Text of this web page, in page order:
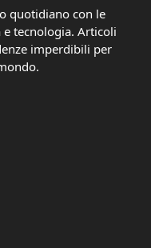
quotidiano con le
tecnologia. Articoli
imperdibili per